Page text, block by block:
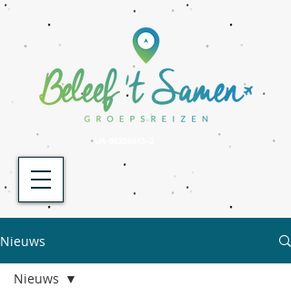
Nieuws
Nieuws